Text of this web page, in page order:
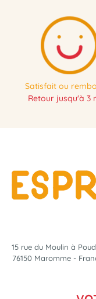
Satisfait ou
Retour jusqu'à 3
15 rue du Moulin à
76150 Maromme -